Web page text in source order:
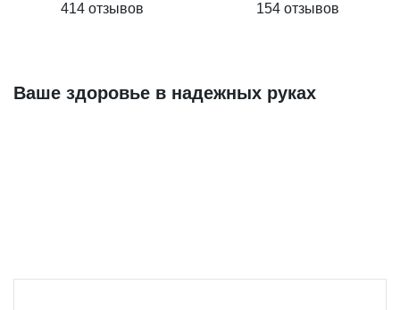
414 отзывов 154 отзывов
Ваше здоровье в надежных руках